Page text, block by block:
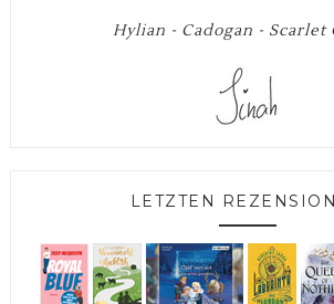
Hylian - Cadogan - Scarlet
LETZTEN